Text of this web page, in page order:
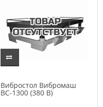
Вибростол Вибромаш
ВC-1300 (380 В)